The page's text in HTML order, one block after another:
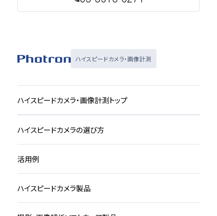
ハイスピードカメラ・画像計測
ハイスピードカメラ・画像計測トップ
ハイスピードカメラの選び方
活用例
ハイスピードカメラ製品